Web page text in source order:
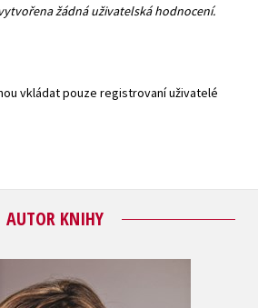
žádná uživatelská hodnocení.
vkládat pouze registrovaní uživatelé
AUTOR KNIHY